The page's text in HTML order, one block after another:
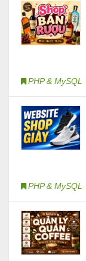
PHP & MySQL
PHP & MySQL